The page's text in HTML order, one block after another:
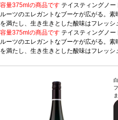
容量375mlの商品です テイスティングノー
ルーツのエレガントなブーケが広がる。
を満たし、生き生きとした酸味はフレッ
らかい甘味も感じる。合う料理チーズ、
スや塩の効いた前菜などと好相性葡萄品種
れの場合、在庫があり価格が同様の場合
容量375mlの商品です テイスティングノー
ルーツのエレガントなブーケが広がる。
を満たし、生き生きとした酸味はフレッ
れの場合、在庫があり価格が同様の場合
す、ご了承ください。